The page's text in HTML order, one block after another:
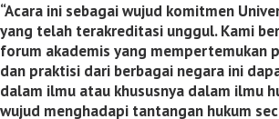
“Acara ini sebagai wujud komitmen
yang telah terakreditasi unggul. Kami
forum akademis yang mempertemukan
dan praktisi dari berbagai negara ini
dalam ilmu atau khususnya dalam ilmu
wujud menghadapi tantangan hukum